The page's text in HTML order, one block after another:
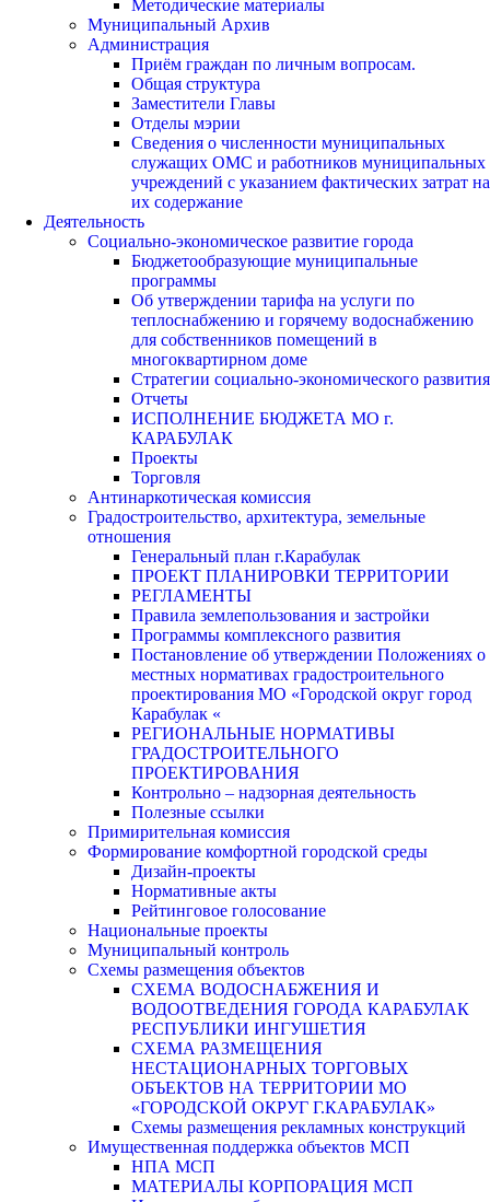
Методические материалы
Муниципальный Архив
Администрация
Приём граждан по личным вопросам.
Общая структура
Заместители Главы
Отделы мэрии
Сведения о численности муниципальных
служащих ОМС и работников муниципальных
учреждений с указанием фактических затрат на
их содержание
Деятельность
Социально-экономическое развитие города
Бюджетообразующие муниципальные
программы
Об утверждении тарифа на услуги по
теплоснабжению и горячему водоснабжению
для собственников помещений в
многоквартирном доме
Стратегии социально-экономического развития
Отчеты
ИСПОЛНЕНИЕ БЮДЖЕТА МО г.
КАРАБУЛАК
Проекты
Торговля
Антинаркотическая комиссия
Градостроительство, архитектура, земельные
отношения
Генеральный план г.Карабулак
ПРОЕКТ ПЛАНИРОВКИ ТЕРРИТОРИИ
РЕГЛАМЕНТЫ
Правила землепользования и застройки
Программы комплексного развития
Постановление об утверждении Положениях о
местных нормативах градостроительного
проектирования МО «Городской округ город
Карабулак «
РЕГИОНАЛЬНЫЕ НОРМАТИВЫ
ГРАДОСТРОИТЕЛЬНОГО
ПРОЕКТИРОВАНИЯ
Контрольно – надзорная деятельность
Полезные ссылки
Примирительная комиссия
Формирование комфортной городской среды
Дизайн-проекты
Нормативные акты
Рейтинговое голосование
Национальные проекты
Муниципальный контроль
Схемы размещения объектов
СХЕМА ВОДОСНАБЖЕНИЯ И
ВОДООТВЕДЕНИЯ ГОРОДА КАРАБУЛАК
РЕСПУБЛИКИ ИНГУШЕТИЯ
СХЕМА РАЗМЕЩЕНИЯ
НЕСТАЦИОНАРНЫХ ТОРГОВЫХ
ОБЪЕКТОВ НА ТЕРРИТОРИИ МО
«ГОРОДСКОЙ ОКРУГ Г.КАРАБУЛАК»
Схемы размещения рекламных конструкций
Имущественная поддержка объектов МСП
НПА МСП
МАТЕРИАЛЫ КОРПОРАЦИЯ МСП